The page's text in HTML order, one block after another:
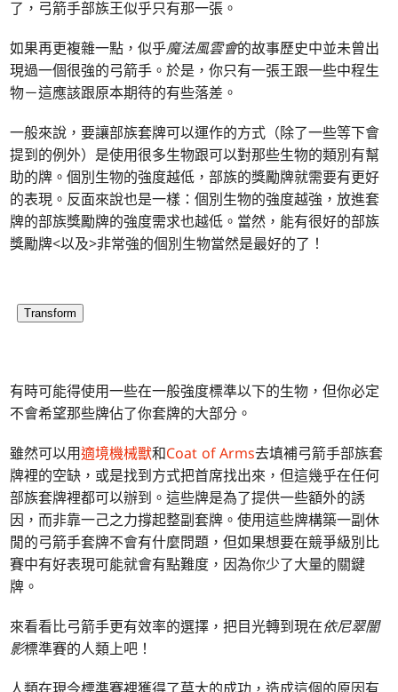
了，弓箭手部族王似乎只有那一張。
如果再更複雜一點，似乎魔法風雲會的故事歷史中並未曾出
現過一個很強的弓箭手。於是，你只有一張王跟一些中程生
物－這應該跟原本期待的有些落差。
一般來說，要讓部族套牌可以運作的方式（除了一些等下會
提到的例外）是使用很多生物跟可以對那些生物的類別有幫
助的牌。個別生物的強度越低，部族的獎勵牌就需要有更好
的表現。反面來說也是一樣：個別生物的強度越強，放進套
牌的部族獎勵牌的強度需求也越低。當然，能有很好的部族
獎勵牌<以及>非常強的個別生物當然是最好的了！
Transform
有時可能得使用一些在一般強度標準以下的生物，但你必定
不會希望那些牌佔了你套牌的大部分。
雖然可以用適境機械獸和Coat of Arms去填補弓箭手部族套
牌裡的空缺，或是找到方式把首席找出來，但這幾乎在任何
部族套牌裡都可以辦到。這些牌是為了提供一些額外的誘
因，而非靠一己之力撐起整副套牌。使用這些牌構築一副休
閒的弓箭手套牌不會有什麼問題，但如果想要在競爭級別比
賽中有好表現可能就會有點難度，因為你少了大量的關鍵
牌。
來看看比弓箭手更有效率的選擇，把目光轉到現在依尼翠闇
影標準賽的人類上吧！